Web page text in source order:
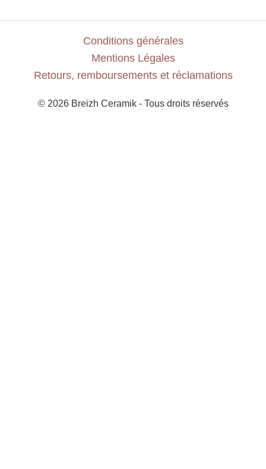
Conditions générales
Mentions Légales
Retours, remboursements et réclamations
© 2026 Breizh Ceramik - Tous droits réservés